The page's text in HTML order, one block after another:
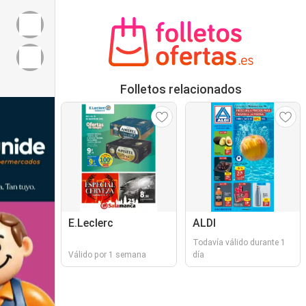
Folletos relacionados
E.Leclerc
Válido por 1 semana
ALDI
Todavía válido durante 1
día